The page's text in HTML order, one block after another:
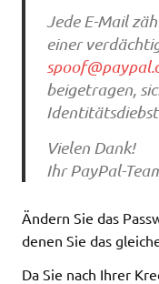
Jede E-Mail
einer
beigetragen,
Vielen Dank!
Ihr PayPal-
Ändern Sie das
denen Sie das
Da Sie nach Ihrer